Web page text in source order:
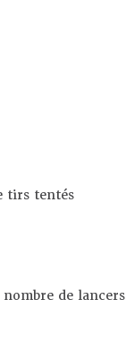
tirs tentés
de lancers